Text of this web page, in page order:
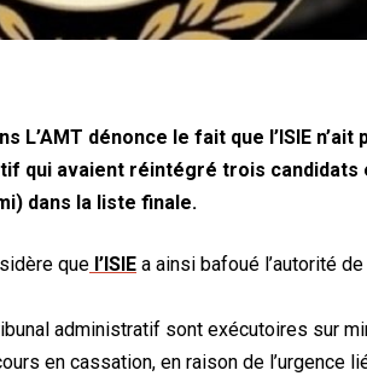
L’AMT dénonce le fait que l’ISIE n’ait
qui avaient réintégré trois candidats
dans la liste finale.
que l’ISIE a ainsi bafoué l’autorité
administratif sont exécutoires sur
en cassation, en raison de l’urgence